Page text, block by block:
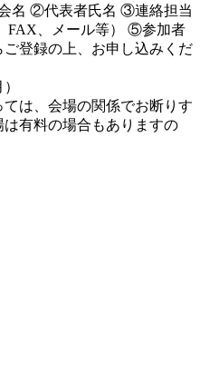
名 ②代表者氏名 ③連絡担当
FAX、メール等） ⑤参加者
ご登録の上、お申し込みくだ
は、会場の関係でお断りす
有料の場合もありますの